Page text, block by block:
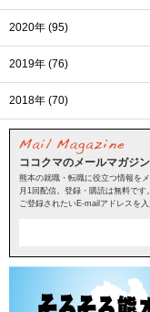
2020年 (95)
2019年 (76)
2018年 (70)
ココクマのメールマガジ
熊本の就職・転職に役立つ情報を
月1回配信。登録・購読は無料です。
ご登録されたいE-mailアドレスを